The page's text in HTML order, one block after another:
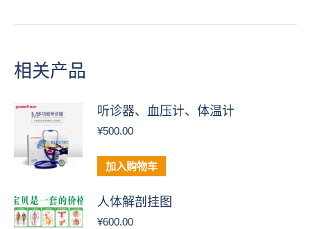
相关产品
听诊器、血压计、体温计
¥500.00
加入购物车
人体解剖挂图
¥600.00